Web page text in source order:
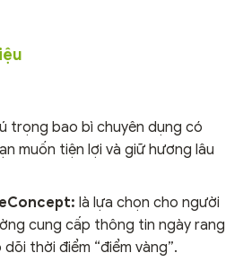
trọng bao bì chuyên dụng có
muốn tiện lợi và giữ hương lâu
là lựa chọn cho người
cung cấp thông tin ngày rang
thời điểm “điểm vàng”.